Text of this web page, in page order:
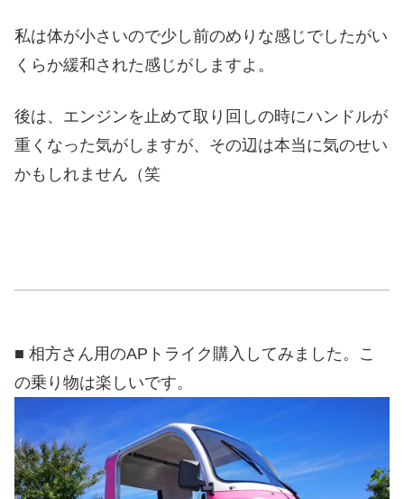
私は体が小さいので少し前のめりな感じでしたがい
くらか緩和された感じがしますよ。
後は、エンジンを止めて取り回しの時にハンドルが
重くなった気がしますが、その辺は本当に気のせい
かもしれません（笑
■ 相方さん用のAPトライク購入してみました。こ
の乗り物は楽しいです。